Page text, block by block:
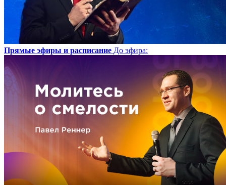
Прямые эфиры и расписание До эфира: